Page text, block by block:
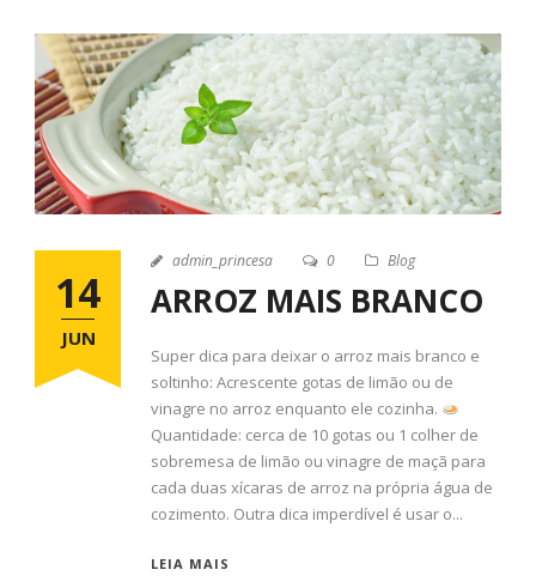
14
JUN
admin_princesa 0 Blog
ARROZ MAIS BRANCO
Super dica para deixar o arroz mais branco e
soltinho: Acrescente gotas de limão ou de
vinagre no arroz enquanto ele cozinha.
Quantidade: cerca de 10 gotas ou 1 colher de
sobremesa de limão ou vinagre de maçã para
cada duas xícaras de arroz na própria água de
cozimento. Outra dica imperdível é usar o...
LEIA MAIS